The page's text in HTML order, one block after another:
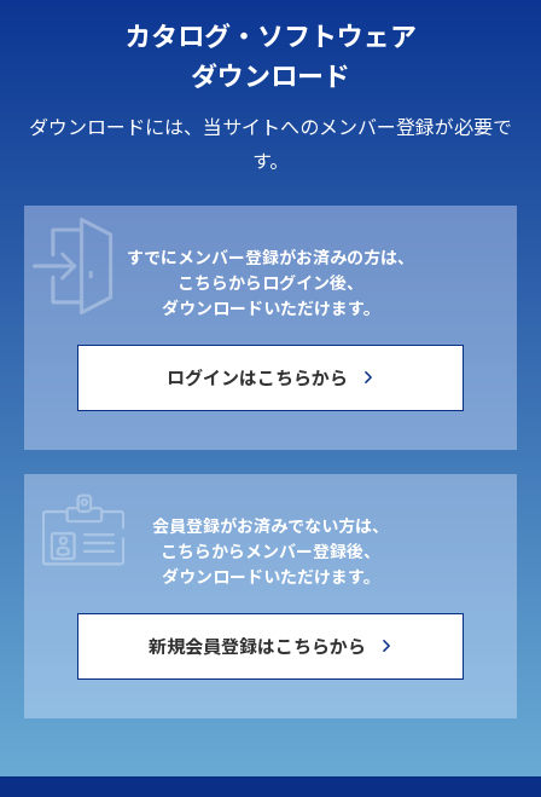
カタログ・ソフトウェア
ダウンロード
ダウンロードには、当サイトへのメンバー登録が必要で
す。
すでにメンバー登録がお済みの方は、
こちらからログイン後、
ダウンロードいただけます。
ログインはこちらから
会員登録がお済みでない方は、
こちらからメンバー登録後、
ダウンロードいただけます。
新規会員登録はこちらから